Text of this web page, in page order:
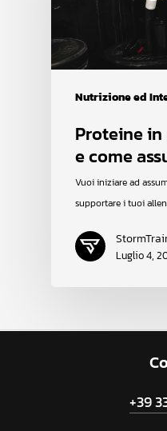
Nutrizione ed
Proteine
e come
Vuoi iniziare ad
supportare i tuoi
Luglio 4,
+39